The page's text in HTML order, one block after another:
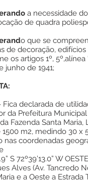
a necessidade
de quadra
o que se
de decoração,
os artigos 1º, 5º,alínea
junho de 1941;
Fica declarada de
da Prefeitura
Fazenda Santa
1500 m2, medindo 30
coordenadas
S 72º39’13.0” W
Alves (Av. Tancredo
e a Oeste a Estrada